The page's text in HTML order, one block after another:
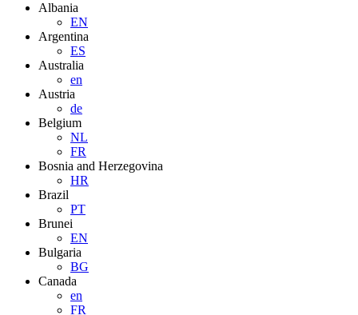
Albania
EN
Argentina
ES
Australia
en
Austria
de
Belgium
NL
FR
Bosnia and Herzegovina
HR
Brazil
PT
Brunei
EN
Bulgaria
BG
Canada
en
FR